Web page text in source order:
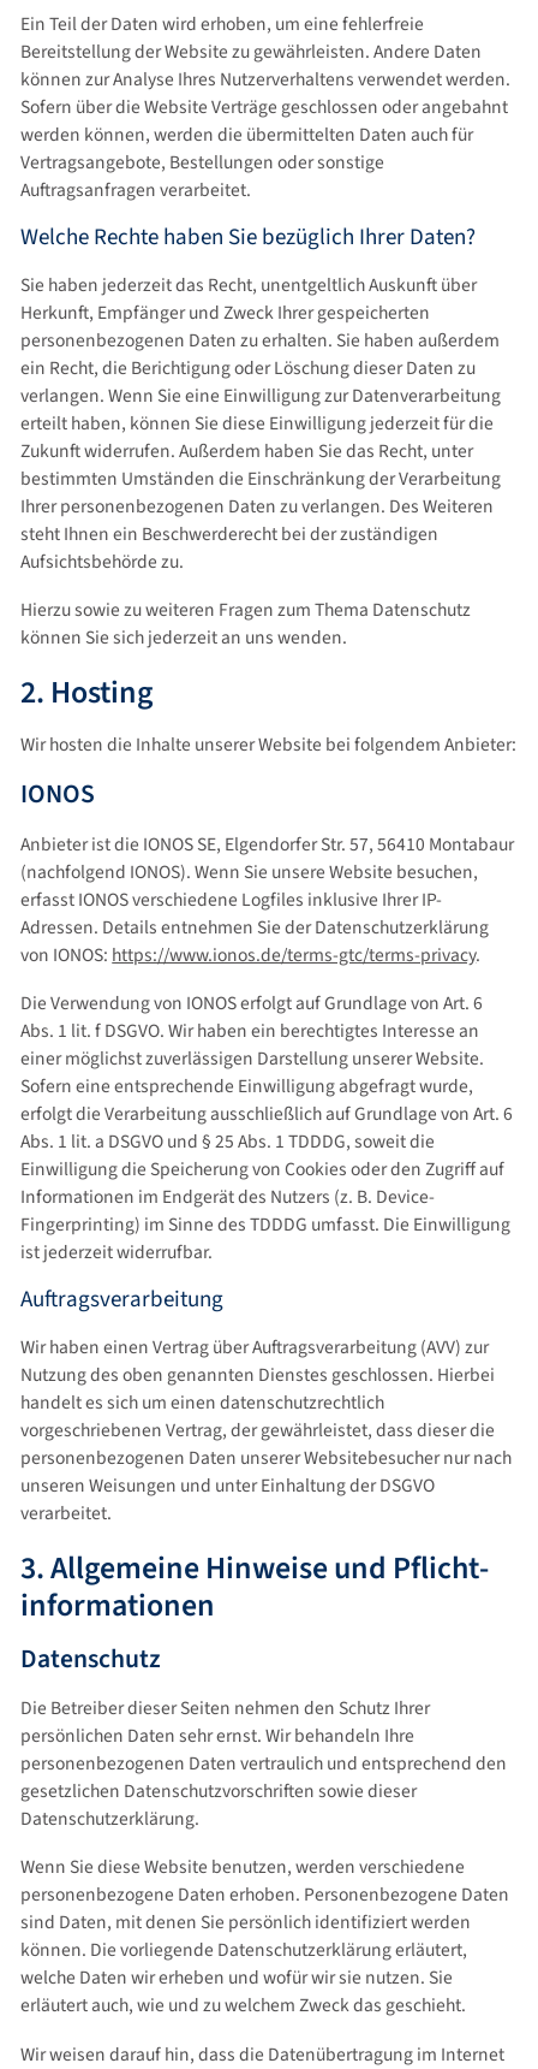
Ein Teil der Daten wird erhoben, um eine fehlerfreie
Bereitstellung der Website zu gewährleisten. Andere Daten
können zur Analyse Ihres Nutzerverhaltens verwendet werden.
Sofern über die Website Verträge geschlossen oder angebahnt
werden können, werden die übermittelten Daten auch für
Vertragsangebote, Bestellungen oder sonstige
Auftragsanfragen verarbeitet.
Welche Rechte haben Sie bezüglich Ihrer Daten?
Sie haben jederzeit das Recht, unentgeltlich Auskunft über
Herkunft, Empfänger und Zweck Ihrer gespeicherten
personenbezogenen Daten zu erhalten. Sie haben außerdem
ein Recht, die Berichtigung oder Löschung dieser Daten zu
verlangen. Wenn Sie eine Einwilligung zur Datenverarbeitung
erteilt haben, können Sie diese Einwilligung jederzeit für die
Zukunft widerrufen. Außerdem haben Sie das Recht, unter
bestimmten Umständen die Einschränkung der Verarbeitung
Ihrer personenbezogenen Daten zu verlangen. Des Weiteren
steht Ihnen ein Beschwerderecht bei der zuständigen
Aufsichtsbehörde zu.
Hierzu sowie zu weiteren Fragen zum Thema Datenschutz
können Sie sich jederzeit an uns wenden.
2. Hosting
Wir hosten die Inhalte unserer Website bei folgendem Anbieter:
IONOS
Anbieter ist die IONOS SE, Elgendorfer Str. 57, 56410 Montabaur
(nachfolgend IONOS). Wenn Sie unsere Website besuchen,
erfasst IONOS verschiedene Logfiles inklusive Ihrer IP-
Adressen. Details entnehmen Sie der Datenschutzerklärung
von IONOS: https://www.ionos.de/terms-gtc/terms-privacy.
Die Verwendung von IONOS erfolgt auf Grundlage von Art. 6
Abs. 1 lit. f DSGVO. Wir haben ein berechtigtes Interesse an
einer möglichst zuverlässigen Darstellung unserer Website.
Sofern eine entsprechende Einwilligung abgefragt wurde,
erfolgt die Verarbeitung ausschließlich auf Grundlage von Art. 6
Abs. 1 lit. a DSGVO und § 25 Abs. 1 TDDDG, soweit die
Einwilligung die Speicherung von Cookies oder den Zugriff auf
Informationen im Endgerät des Nutzers (z. B. Device-
Fingerprinting) im Sinne des TDDDG umfasst. Die Einwilligung
ist jederzeit widerrufbar.
Auftragsverarbeitung
Wir haben einen Vertrag über Auftragsverarbeitung (AVV) zur
Nutzung des oben genannten Dienstes geschlossen. Hierbei
handelt es sich um einen datenschutzrechtlich
vorgeschriebenen Vertrag, der gewährleistet, dass dieser die
personenbezogenen Daten unserer Websitebesucher nur nach
unseren Weisungen und unter Einhaltung der DSGVO
verarbeitet.
3. Allgemeine Hinweise und Pflicht­
informationen
Datenschutz
Die Betreiber dieser Seiten nehmen den Schutz Ihrer
persönlichen Daten sehr ernst. Wir behandeln Ihre
personenbezogenen Daten vertraulich und entsprechend den
gesetzlichen Datenschutzvorschriften sowie dieser
Datenschutzerklärung.
Wenn Sie diese Website benutzen, werden verschiedene
personenbezogene Daten erhoben. Personenbezogene Daten
sind Daten, mit denen Sie persönlich identifiziert werden
können. Die vorliegende Datenschutzerklärung erläutert,
welche Daten wir erheben und wofür wir sie nutzen. Sie
erläutert auch, wie und zu welchem Zweck das geschieht.
Wir weisen darauf hin, dass die Datenübertragung im Internet